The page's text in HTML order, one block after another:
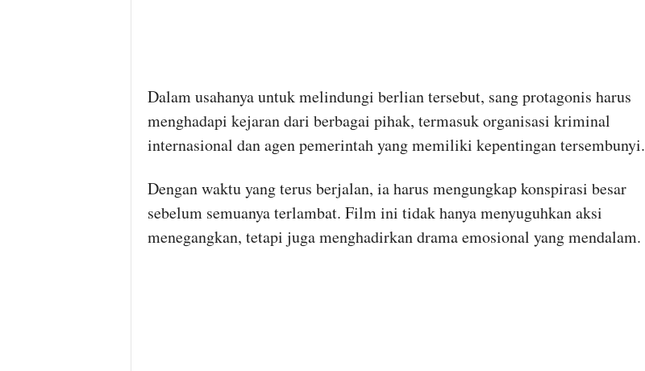
Dalam usahanya untuk melindungi berlian tersebut, sang protagonis harus
menghadapi kejaran dari berbagai pihak, termasuk organisasi kriminal
internasional dan agen pemerintah yang memiliki kepentingan tersembunyi.
Dengan waktu yang terus berjalan, ia harus mengungkap konspirasi besar
sebelum semuanya terlambat. Film ini tidak hanya menyuguhkan aksi
menegangkan, tetapi juga menghadirkan drama emosional yang mendalam.